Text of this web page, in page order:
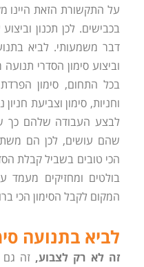
על התקשורת הזאת היינו
בכבישים. לכן תכנון
דבר משמעותי. לביא
וביצוע סימון הסדרי
בכל התחום, סימון הפרדת
וחניות, סימון וצביעת
לבצע העבודה שלהם כך
שהם עושים, לכן הם
הכי טובים בשביל קבלת
בולטים ומחזיקים מעמד
המקום לקבל הסימון הכי
לביא בתנועה
זה לא רק לצבוע,זה גם